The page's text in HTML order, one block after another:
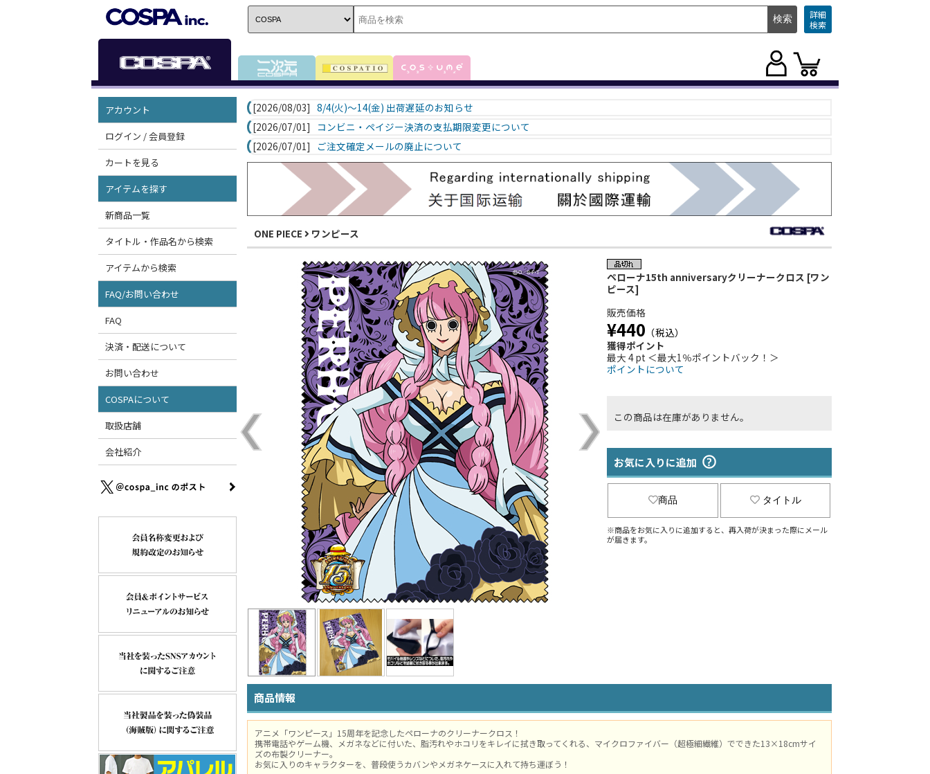
詳細
検索
アカウント
ログイン / 会員登録
カートを見る
アイテムを探す
新商品一覧
タイトル・作品名から検索
アイテムから検索
FAQ/お問い合わせ
FAQ
決済・配送について
お問い合わせ
COSPAについて
取扱店舗
会社紹介
[2026/08/03] 8/4(火)～14(金) 出荷遅延のお知らせ
[2026/07/01]
コンビニ・ペイジー決済の支払期限変更について
[2026/07/01]
ご注文確定メールの廃止について
ONE PIECE ワンピース
ペローナ15th anniversaryクリーナークロス [ワン
ピース]
販売価格
¥440 （税込）
獲得ポイント
最大 4 pt ＜最大1％ポイントバック！＞
ポイントについて
この商品は在庫がありません。
お気に入りに追加
商品 タイトル
※商品をお気に入りに追加すると、再入荷が決まった際にメール
が届きます。
商品情報
アニメ「ワンピース」15周年を記念したペローナのクリーナークロス！
携帯電話やゲーム機、メガネなどに付いた、脂汚れやホコリをキレイに拭き取ってくれる、マイクロファイバー（超極細繊維）でできた13×18cmサイ
ズの布製クリーナー。
お気に入りのキャラクターを、普段使うカバンやメガネケースに入れて持ち運ぼう！